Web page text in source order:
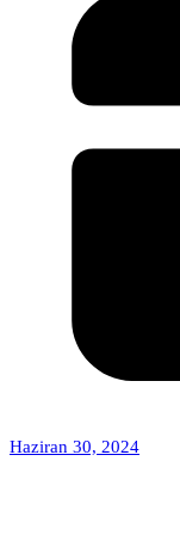
Haziran 30, 2024